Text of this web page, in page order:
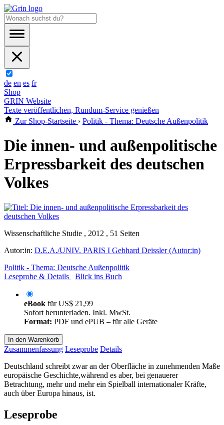
de en es fr
Shop
GRIN Website
Texte veröffentlichen, Rundum-Service genießen
Zur Shop-Startseite › Politik - Thema: Deutsche Außenpolitik
Die innen- und außenpolitische
Erpressbarkeit des deutschen
Volkes
Wissenschaftliche Studie , 2012 , 51 Seiten
Autor:in: D.E.A./UNIV. PARIS I Gebhard Deissler (Autor:in)
Politik - Thema: Deutsche Außenpolitik
Leseprobe & Details
Blick ins Buch
eBook fürUS$ 21,99
Sofort herunterladen. Inkl. MwSt.
Format: PDF und ePUB – für alle Geräte
In den Warenkorb
Zusammenfassung Leseprobe Details
Deutschland schreibt zwar an der Oberfläche in zunehmenden Maße
europäische Geschichte,während es aber, bei genauerer
Betrachtung, mehr und mehr ein Spielball internationaler Kräfte,
auch über Europa hinaus, ist.
Leseprobe